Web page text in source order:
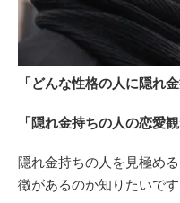
「どんな性格の人に隠れ
「隠れ金持ちの人の恋愛
隠れ金持ちの人を見極め
徴があるのか知りたいです